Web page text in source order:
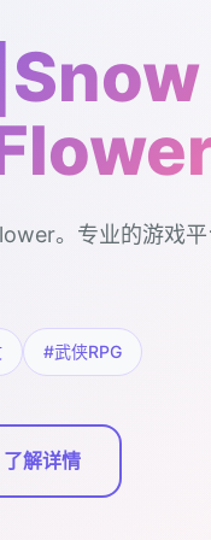
。专业的游戏平
#武侠RPG
了解详情